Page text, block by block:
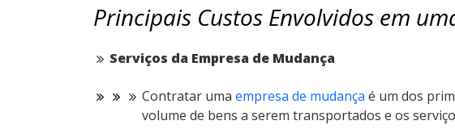
Principais Custos Envolvidos em
Serviços da Empresa de Mudança
Contratar uma empresa de mudança é um dos
volume de bens a serem transportados e os